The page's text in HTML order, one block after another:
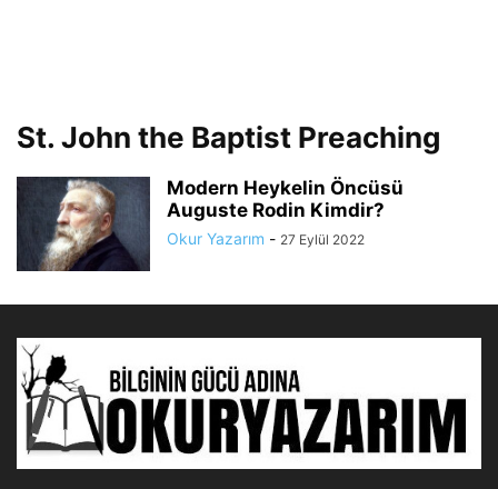
St. John the Baptist Preaching
Modern Heykelin Öncüsü
Auguste Rodin Kimdir?
Okur Yazarım - 27 Eylül 2022